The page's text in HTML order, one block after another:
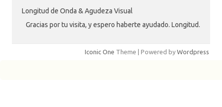
Longitud de Onda & Agudeza Visual
Gracias por tu visita, y espero haberte ayudado. Longitud.
Iconic One Theme | Powered by Wordpress